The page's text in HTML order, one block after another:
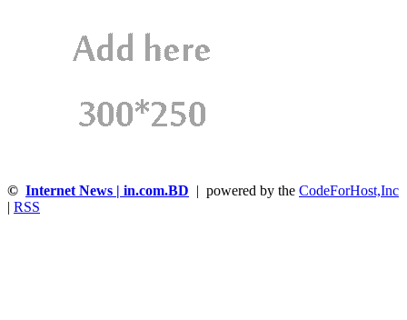
© Internet News | in.com.BD | powered by the CodeForHost,Inc
| RSS